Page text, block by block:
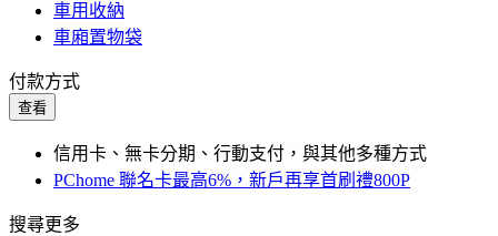
車用收納
車廂置物袋
付款方式
查看
信用卡、無卡分期、行動支付，與其他多種方式
PChome 聯名卡最高6%，新戶再享首刷禮800P
搜尋更多